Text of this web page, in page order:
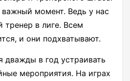
важный момент. Ведь у нас
в лиге. Всем
и они подхватывают.
в год устраивать
мероприятия. На играх